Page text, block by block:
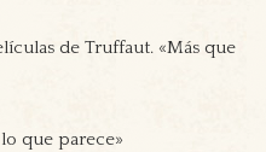
de Truffaut. «Más que
lo que parece»